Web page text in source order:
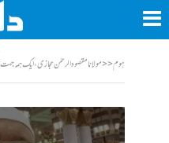
ہوم<<مولانا مقصود الرحمٰن حجازی، ایک ہمہ